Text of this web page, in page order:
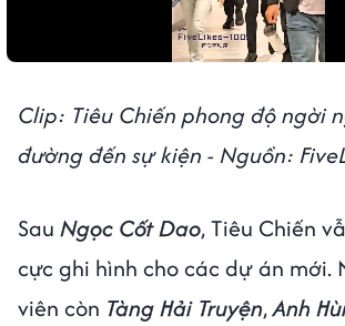
Clip: Tiêu Chiến phong độ ngời
đường đến sự kiện - Nguồn:
Sau Ngọc Cốt Dao, Tiêu Chiến
cực ghi hình cho các dự án mới.
viên còn Tàng Hải Truyện,Anh